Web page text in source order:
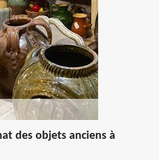
des objets anciens à